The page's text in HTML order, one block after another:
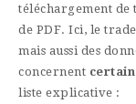
téléchargement de
de PDF. Ici, le
mais aussi des
concernent
liste explicative :